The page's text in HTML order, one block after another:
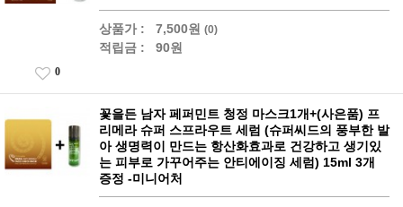
상품가 : 7,500원 (0)
적립금 : 90원
0
꽃을든 남자 페퍼민트 청정 마스크1개+(사은품) 프
리메라 슈퍼 스프라우트 세럼 (슈퍼씨드의 풍부한 발
아 생명력이 만드는 항산화효과로 건강하고 생기있
는 피부로 가꾸어주는 안티에이징 세럼) 15ml 3개
증정 -미니어처